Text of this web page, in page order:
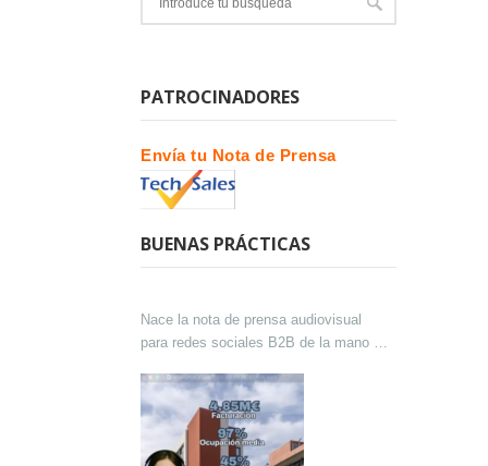
PATROCINADORES
Envía tu Nota de Prensa
BUENAS PRÁCTICAS
Nace la nota de prensa audiovisual
para redes sociales B2B de la mano de